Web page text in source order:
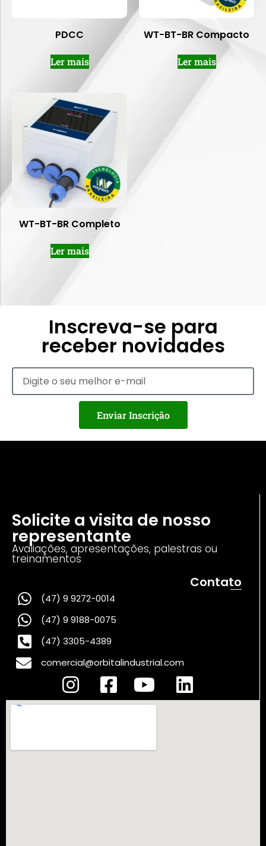
PDCC
Ler mais
WT-BT-BR Compacto
Ler mais
WT-BT-BR Completo
Ler mais
Inscreva-se para
receber novidades
Enviar Inscrição
Solicite a visita de nosso
representante
Avaliações, apresentações, palestras ou
treinamentos
Contato
(47) 9 9272-0014
(47) 9 9188-0075
(47) 3305-4389
comercial@orbitalindustrial.com